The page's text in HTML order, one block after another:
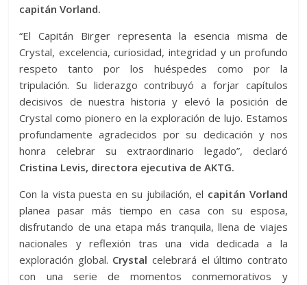
capitán Vorland.
“El Capitán Birger representa la esencia misma de
Crystal, excelencia, curiosidad, integridad y un profundo
respeto tanto por los huéspedes como por la
tripulación. Su liderazgo contribuyó a forjar capítulos
decisivos de nuestra historia y elevó la posición de
Crystal como pionero en la exploración de lujo. Estamos
profundamente agradecidos por su dedicación y nos
honra celebrar su extraordinario legado”, declaró
Cristina Levis, directora ejecutiva de AKTG.
Con la vista puesta en su jubilación, el capitán Vorland
planea pasar más tiempo en casa con su esposa,
disfrutando de una etapa más tranquila, llena de viajes
nacionales y reflexión tras una vida dedicada a la
exploración global. Crystal celebrará el último contrato
con una serie de momentos conmemorativos y